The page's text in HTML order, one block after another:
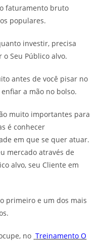
faturamento bruto
populares.
investir, precisa
Seu Público alvo.
antes de você pisar no
a mão no bolso.
muito importantes para
é conhecer
em que se quer atuar.
mercado através de
alvo, seu Cliente em
primeiro e um dos mais
no Treinamento O